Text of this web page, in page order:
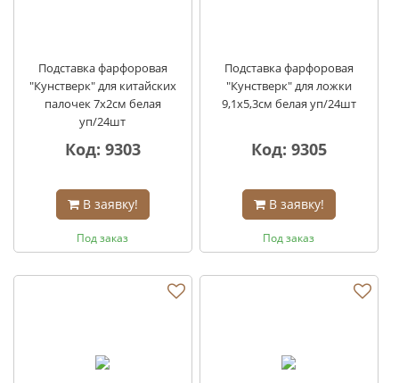
Подставка фарфоровая
"Кунстверк" для китайских
палочек 7х2см белая
уп/24шт
Код: 9303
В заявку!
Под заказ
Подставка фарфоровая
"Кунстверк" для ложки
9,1х5,3см белая уп/24шт
Код: 9305
В заявку!
Под заказ